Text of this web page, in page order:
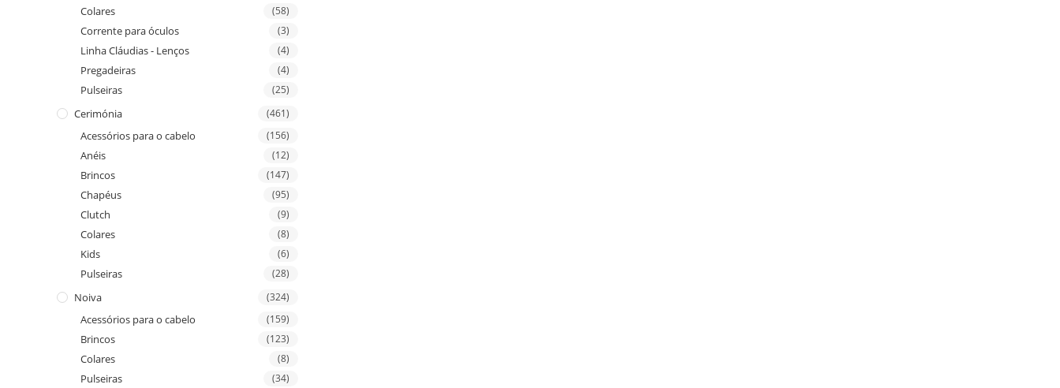
Colares (58)
Corrente para óculos (3)
Linha Cláudias - Lenços (4)
Pregadeiras (4)
Pulseiras (25)
Cerimónia (461)
Acessórios para o cabelo (156)
Anéis (12)
Brincos (147)
Chapéus (95)
Clutch (9)
Colares (8)
Kids (6)
Pulseiras (28)
Noiva (324)
Acessórios para o cabelo (159)
Brincos (123)
Colares (8)
Pulseiras (34)